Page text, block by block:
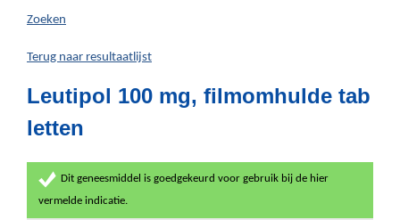
hier:
Zoeken
Terug naar resultaatlijst
Leutipol 100 mg, filmomhulde tab
letten
Dit geneesmiddel is goedgekeurd voor gebruik bij de hier
vermelde indicatie.